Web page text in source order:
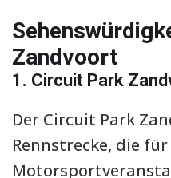
Zandvoort
1. Circuit Park
Der Circuit Park
Rennstrecke, die für